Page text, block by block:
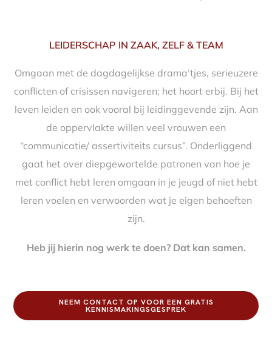
LEIDERSCHAP IN ZAAK, ZELF & TEAM
Omgaan met de dagdagelijkse drama’tjes, serieuzere
conflicten of crisissen navigeren; het hoort erbij. Bij het
leven leiden en ook vooral bij leidinggevende zijn. Aan
de oppervlakte willen veel vrouwen een
“communicatie/ assertiviteits cursus”. Onderliggend
gaat het over diepgewortelde patronen van hoe je
met conflict hebt leren omgaan in je jeugd of niet hebt
leren voelen en verwoorden wat je eigen behoeften
zijn.
Heb jij hierin nog werk te doen? Dat kan samen.
NEEM CONTACT OP VOOR EEN GRATIS
KENNISMAKINGSGESPREK